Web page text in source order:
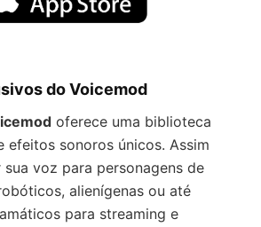
do Voicemod
oferece uma biblioteca
efeitos sonoros únicos. Assim
voz para personagens de
alienígenas ou até
para streaming e